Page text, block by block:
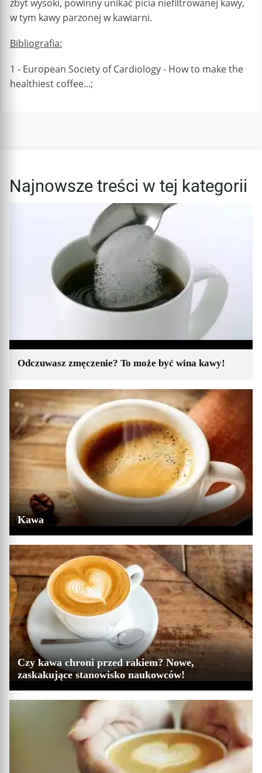
zbyt wysoki, powinny unikać picia niefiltrowanej kawy,
w tym kawy parzonej w kawiarni.
Bibliografia:
1 - European Society of Cardiology - How to make the
healthiest coffee...;
Najnowsze treści w tej kategorii
Odczuwasz zmęczenie? To może być wina kawy!
Kawa
Czy kawa chroni przed rakiem? Nowe,
zaskakujące stanowisko naukowców!